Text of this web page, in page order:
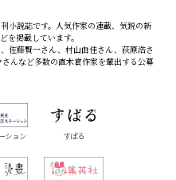
小説誌です。人気作家の連載、気鋭の新
を掲載しています。
佐藤賢一さん、村山由佳さん、荻原浩さ
んなど多数の直木賞作家を輩出する公募
ション すばる